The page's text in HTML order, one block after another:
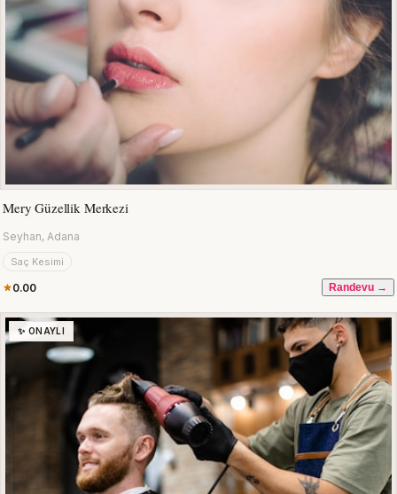
Mery Güzellik Merkezi
Seyhan, Adana
Saç Kesimi
0.00 Randevu →
✨ ONAYLI